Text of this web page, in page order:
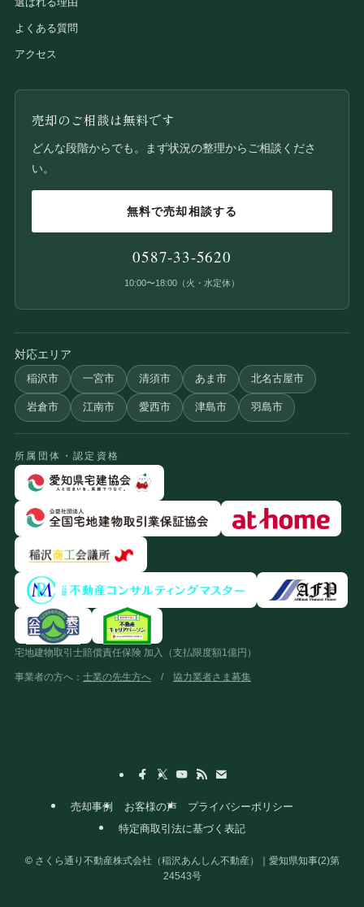
よくある質問
アクセス
売却のご相談は無料です
どんな段階からでも。まず状況の整理からご相談くださ
い。
無料で売却相談する
0587-33-5620
10:00〜18:00（火・水定休）
対応エリア
稲沢市 一宮市 清須市 あま市 北名古屋市
岩倉市 江南市 愛西市 津島市 羽島市
所属団体・認定資格
宅地建物取引士賠償責任保険 加入（支払限度額1億円）
事業者の方へ： 士業の先生方へ/ 協力業者さま募集
売却事例 お客様の声
プライバシーポリシー
特定商取引法に基づく表記
©さくら通り不動産株式会社（稲沢あんしん不動産）｜愛知県知事(2)第
24543号